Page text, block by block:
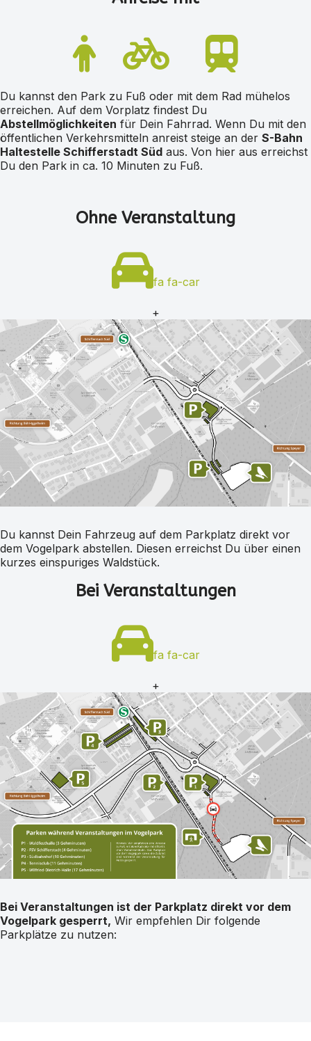
Du kannst den Park zu Fuß oder mit dem Rad mühelos
erreichen. Auf dem Vorplatz findest Du
Abstellmöglichkeiten für Dein Fahrrad. Wenn Du mit den
öffentlichen Verkehrsmitteln anreist steige an der S-Bahn
Haltestelle Schifferstadt Süd aus. Von hier aus erreichst
Du den Park in ca. 10 Minuten zu Fuß.
Ohne Veranstaltung
fa fa-car
+
Du kannst Dein Fahrzeug auf dem Parkplatz direkt vor
dem Vogelpark abstellen. Diesen erreichst Du über einen
kurzes einspuriges Waldstück.
Bei Veranstaltungen
fa fa-car
+
Bei Veranstaltungen ist der Parkplatz direkt vor dem
Vogelpark gesperrt, Wir empfehlen Dir folgende
Parkplätze zu nutzen: